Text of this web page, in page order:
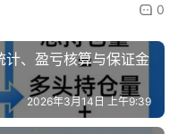
0
、盈亏核算与保证金
2026年3月14日 上午9:39